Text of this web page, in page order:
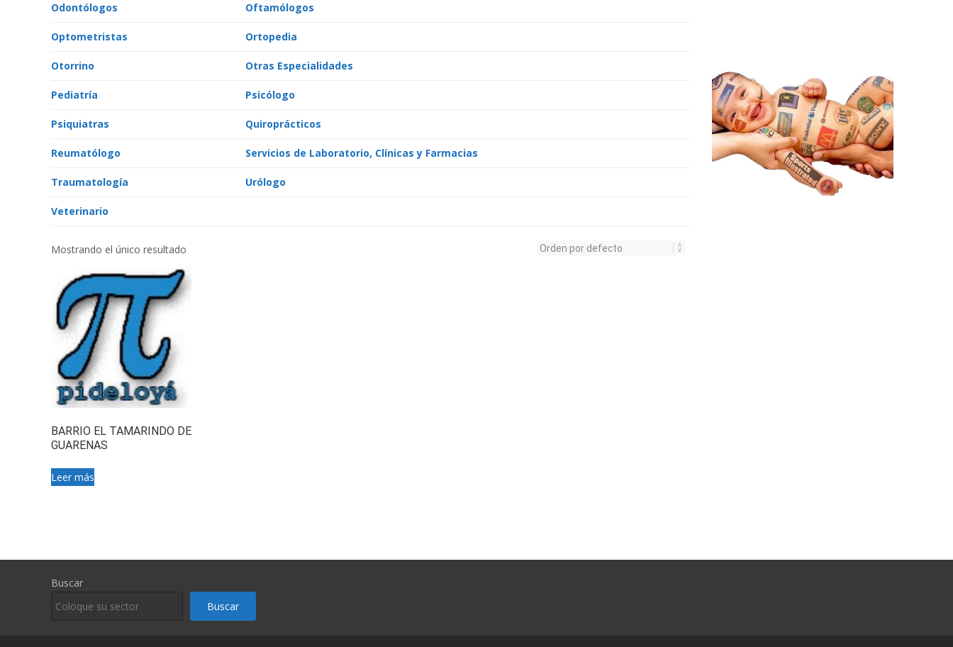
Odontólogos Oftamólogos
Optometristas Ortopedia
Otorrino Otras Especialidades
Pediatría Psicólogo
Psiquiatras Quiroprácticos
Reumatólogo Servicios de Laboratorio, Clínicas y Farmacias
Traumatología Urólogo
Veterinario
Mostrando el único resultado
BARRIO EL TAMARINDO DE
GUARENAS
Leer más
Buscar
Buscar